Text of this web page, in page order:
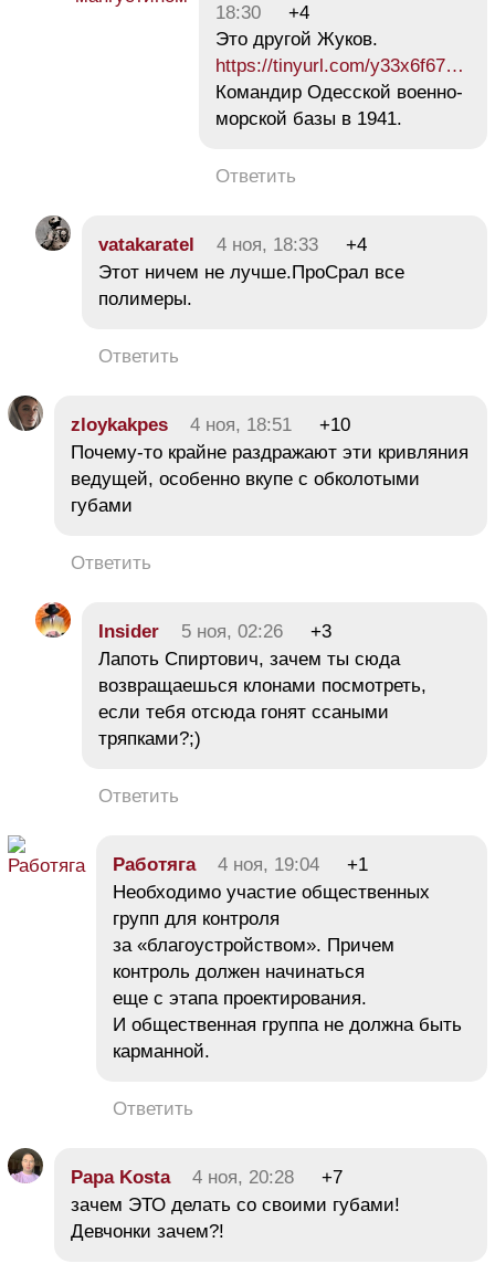
18:30
+4
Это другой Жуков.
https://tinyurl.com/y33x6f67…
Командир Одесской военно-
морской базы в 1941.
Ответить
vatakaratel 4 ноя, 18:33
+4
Этот ничем не лучше.ПроСрал все
полимеры.
Ответить
zloykakpes 4 ноя, 18:51
+10
Почему-то крайне раздражают эти кривляния
ведущей, особенно вкупе с обколотыми
губами
Ответить
Insider 5 ноя, 02:26
+3
Лапоть Спиртович, зачем ты сюда
возвращаешься клонами посмотреть,
если тебя отсюда гонят ссаными
тряпками?;)
Ответить
Работяга 4 ноя, 19:04
+1
Необходимо участие общественных
групп для контроля
за «благоустройством». Причем
контроль должен начинаться
еще с этапа проектирования.
И общественная группа не должна быть
карманной.
Ответить
Papa Kosta 4 ноя, 20:28
+7
зачем ЭТО делать со своими губами!
Девчонки зачем?!